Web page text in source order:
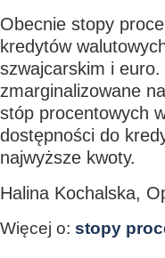
Obecnie stopy
kredytów
szwajcarskim i euro.
zmarginalizowane
stóp procentowych
dostępności do
najwyższe kwoty.
Halina Kochalska,
Więcej o: stopy